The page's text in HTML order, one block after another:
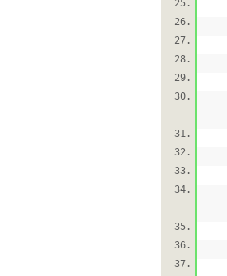
25.
26.
27.
28.
29.
30.
31.
32.
33.
34.
35.
36.
37.